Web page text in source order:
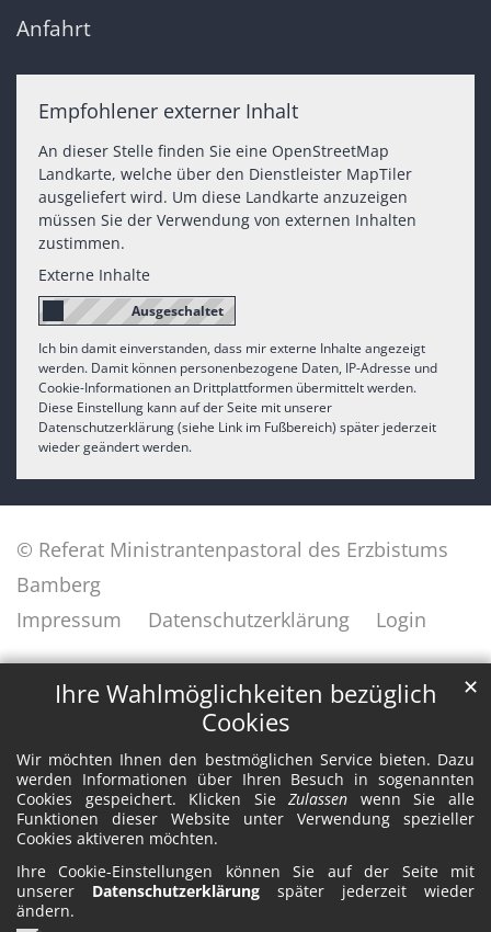
Ihre Wahlmöglichkeiten bezüglich
Cookies
Wir möchten Ihnen den bestmöglichen Service bieten. Dazu
werden Informationen über Ihren Besuch in sogenannten
Cookies gespeichert. Klicken SieZulassen wenn Sie alle
Funktionen dieser Website unter Verwendung spezieller
Cookies aktiveren möchten.
Ihre Cookie-Einstellungen können Sie auf der Seite mit
unserer Datenschutzerklärung später jederzeit wieder
ändern.
✕
Anfahrt
Empfohlener externer Inhalt
An dieser Stelle finden Sie eine OpenStreetMap
Landkarte, welche über den Dienstleister MapTiler
ausgeliefert wird. Um diese Landkarte anzuzeigen
müssen Sie der Verwendung von externen Inhalten
zustimmen.
Externe Inhalte
Ich bin damit einverstanden, dass mir externe Inhalte angezeigt
werden. Damit können personenbezogene Daten, IP-Adresse und
Cookie-Informationen an Drittplattformen übermittelt werden.
Diese Einstellung kann auf der Seite mit unserer
Datenschutzerklärung (siehe Link im Fußbereich) später jederzeit
wieder geändert werden.
© Referat Ministrantenpastoral des Erzbistums
Bamberg
Impressum
Datenschutzerklärung Login